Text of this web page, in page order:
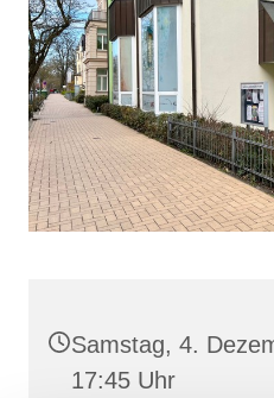
Samstag, 4.
17:45 Uhr